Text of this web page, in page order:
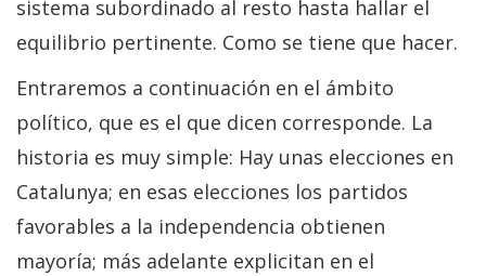
sistema subordinado al resto hasta hallar el
equilibrio pertinente. Como se tiene que hacer.
Entraremos a continuación en el ámbito
político, que es el que dicen corresponde. La
historia es muy simple: Hay unas elecciones en
Catalunya; en esas elecciones los partidos
favorables a la independencia obtienen
mayoría; más adelante explicitan en el